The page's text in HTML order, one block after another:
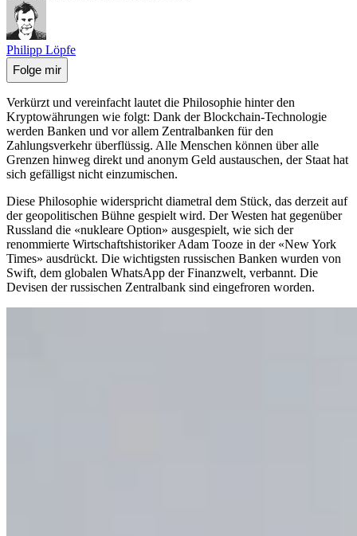
Philipp Löpfe
Folge mir
Verkürzt und vereinfacht lautet die Philosophie hinter den
Kryptowährungen wie folgt: Dank der Blockchain-Technologie
werden Banken und vor allem Zentralbanken für den
Zahlungsverkehr überflüssig. Alle Menschen können über alle
Grenzen hinweg direkt und anonym Geld austauschen, der Staat hat
sich gefälligst nicht einzumischen.
Diese Philosophie widerspricht diametral dem Stück, das derzeit auf
der geopolitischen Bühne gespielt wird. Der Westen hat gegenüber
Russland die «nukleare Option» ausgespielt, wie sich der
renommierte Wirtschaftshistoriker Adam Tooze in der «New York
Times» ausdrückt. Die wichtigsten russischen Banken wurden von
Swift, dem globalen WhatsApp der Finanzwelt, verbannt. Die
Devisen der russischen Zentralbank sind eingefroren worden.